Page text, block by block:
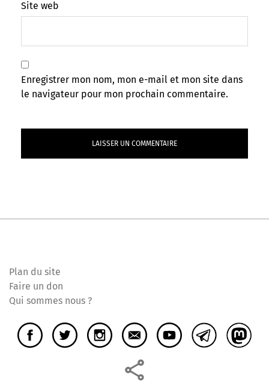
Site web
Enregistrer mon nom, mon e-mail et mon site dans
le navigateur pour mon prochain commentaire.
Plan du site
Faire un don
Qui sommes nous ?